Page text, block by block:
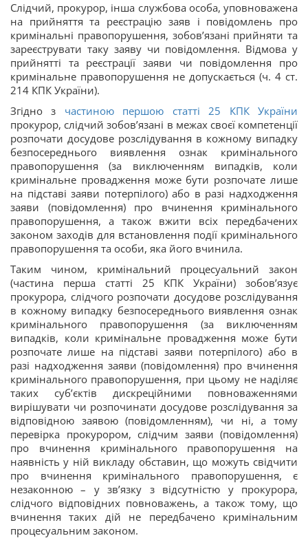
Слідчий, прокурор, інша службова особа, уповноважена
на прийняття та реєстрацію заяв і повідомлень про
кримінальні правопорушення, зобов’язані прийняти та
зареєструвати таку заяву чи повідомлення. Відмова у
прийнятті та реєстрації заяви чи повідомлення про
кримінальне правопорушення не допускається (ч. 4 ст.
214 КПК України).
Згідно з частиною першою статті 25 КПК України
прокурор, слідчий зобов’язані в межах своєї компетенції
розпочати досудове розслідування в кожному випадку
безпосереднього виявлення ознак кримінального
правопорушення (за виключенням випадків, коли
кримінальне провадження може бути розпочате лише
на підставі заяви потерпілого) або в разі надходження
заяви (повідомлення) про вчинення кримінального
правопорушення, а також вжити всіх передбачених
законом заходів для встановлення події кримінального
правопорушення та особи, яка його вчинила.
Таким чином, кримінальний процесуальний закон
(частина перша статті 25 КПК України) зобов’язує
прокурора, слідчого розпочати досудове розслідування
в кожному випадку безпосереднього виявлення ознак
кримінального правопорушення (за виключенням
випадків, коли кримінальне провадження може бути
розпочате лише на підставі заяви потерпілого) або в
разі надходження заяви (повідомлення) про вчинення
кримінального правопорушення, при цьому не наділяє
таких суб’єктів дискреційними повноваженнями
вирішувати чи розпочинати досудове розслідування за
відповідною заявою (повідомленням), чи ні, а тому
перевірка прокурором, слідчим заяви (повідомлення)
про вчинення кримінального правопорушення на
наявність у ній викладу обставин, що можуть свідчити
про вчинення кримінального правопорушення, є
незаконною – у зв’язку з відсутністю у прокурора,
слідчого відповідних повноважень, а також тому, що
вчинення таких дій не передбачено кримінальним
процесуальним законом.